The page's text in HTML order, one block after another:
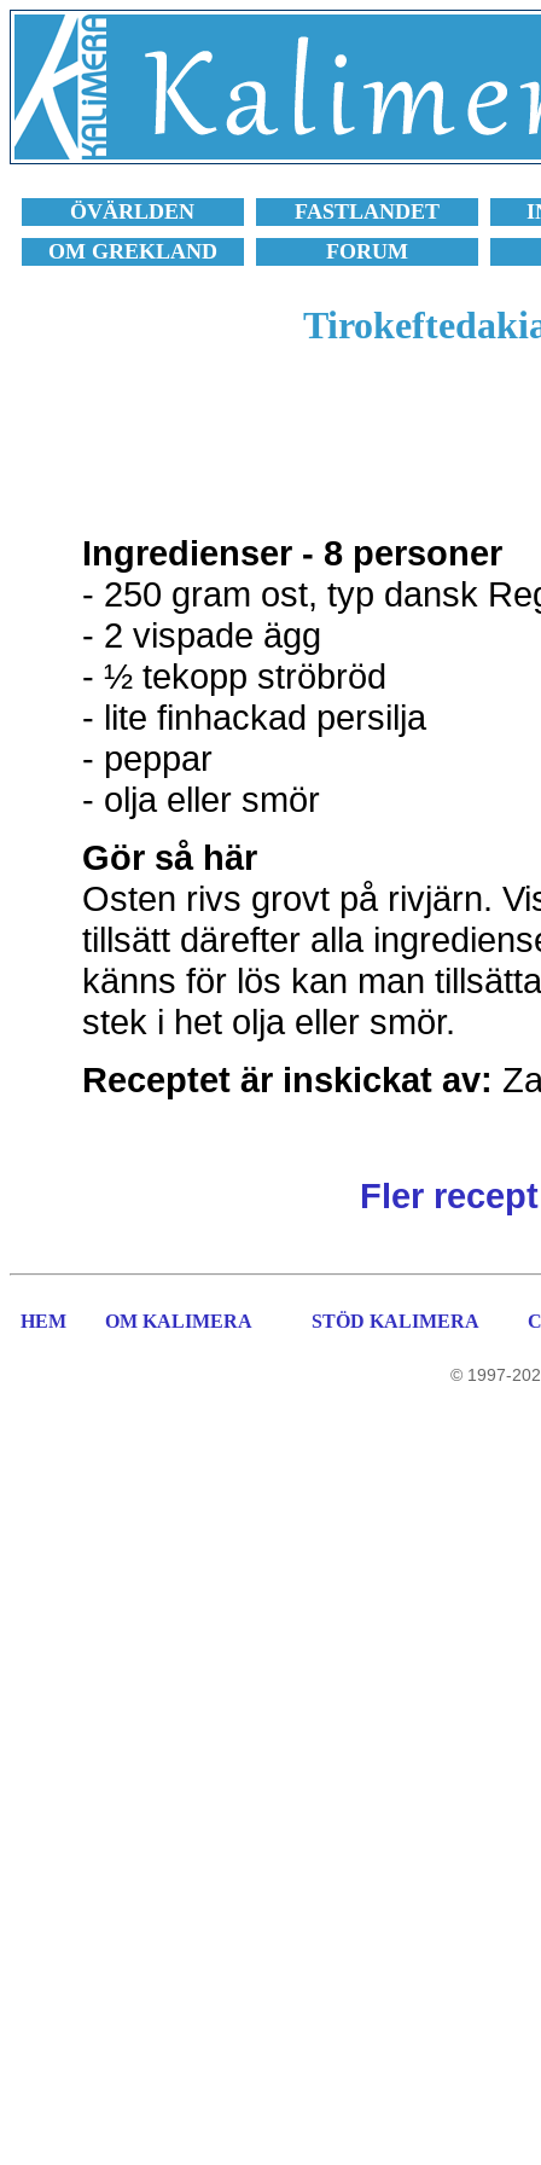
ÖVÄRLDEN FASTLANDET
OM GREKLAND
FORUM
Ingredienser - 8 personer
- 250 gram ost, typ dansk
- 2 vispade ägg
- ½ tekopp ströbröd
- lite finhackad persilja
- peppar
- olja eller smör
Gör så här
Osten rivs grovt på rivjärn.
tillsätt därefter alla
känns för lös kan man
stek i het olja eller smör.
Receptet är inskickat av:
Fler
HEM OM KALIMERA STÖD KALIMERA
© 1997-